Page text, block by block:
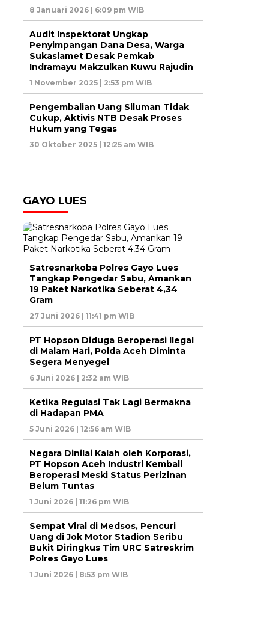
8 Januari 2026 | 6:09 pm WIB
Audit Inspektorat Ungkap
Penyimpangan Dana Desa, Warga
Sukaslamet Desak Pemkab
Indramayu Makzulkan Kuwu Rajudin
1 November 2025 | 2:53 pm WIB
Pengembalian Uang Siluman Tidak
Cukup, Aktivis NTB Desak Proses
Hukum yang Tegas
30 Oktober 2025 | 12:25 am WIB
GAYO LUES
Satresnarkoba Polres Gayo Lues
Tangkap Pengedar Sabu, Amankan
19 Paket Narkotika Seberat 4,34
Gram
27 Juni 2026 | 11:41 pm WIB
PT Hopson Diduga Beroperasi Ilegal
di Malam Hari, Polda Aceh Diminta
Segera Menyegel
6 Juni 2026 | 2:32 am WIB
Ketika Regulasi Tak Lagi Bermakna
di Hadapan PMA
5 Juni 2026 | 12:56 am WIB
Negara Dinilai Kalah oleh Korporasi,
PT Hopson Aceh Industri Kembali
Beroperasi Meski Status Perizinan
Belum Tuntas
1 Juni 2026 | 11:26 pm WIB
Sempat Viral di Medsos, Pencuri
Uang di Jok Motor Stadion Seribu
Bukit Diringkus Tim URC Satreskrim
Polres Gayo Lues
1 Juni 2026 | 8:53 pm WIB